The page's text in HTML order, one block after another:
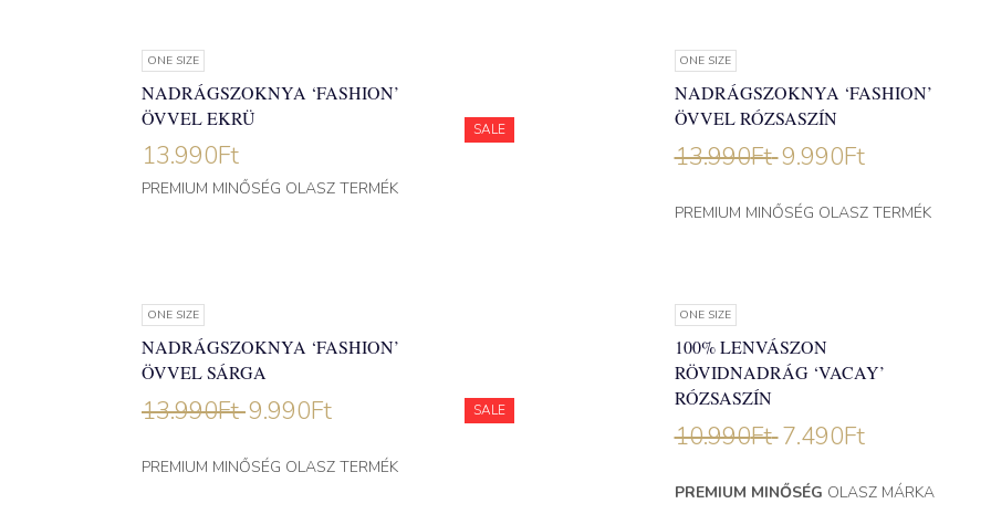
ONE SIZE
NADRÁGSZOKNYA ‘FASHION’
ÖVVEL EKRÜ
13.990Ft
PREMIUM MINŐSÉG OLASZ TERMÉK
SALE
ONE SIZE
NADRÁGSZOKNYA ‘FASHION’
ÖVVEL RÓZSASZÍN
13.990Ft 9.990Ft
PREMIUM MINŐSÉG OLASZ TERMÉK
ONE SIZE
NADRÁGSZOKNYA ‘FASHION’
ÖVVEL SÁRGA
13.990Ft 9.990Ft
PREMIUM MINŐSÉG OLASZ TERMÉK
SALE
ONE SIZE
100% LENVÁSZON
RÖVIDNADRÁG ‘VACAY’
RÓZSASZÍN
10.990Ft 7.490Ft
PREMIUM MINŐSÉG OLASZ MÁRKA